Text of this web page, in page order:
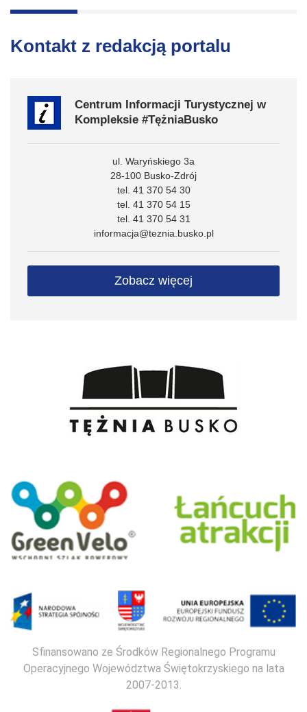
Kontakt z redakcją portalu
Centrum Informacji Turystycznej w
Kompleksie #TężniaBusko
ul. Waryńskiego 3a
28-100 Busko-Zdrój
tel. 41 370 54 30
tel. 41 370 54 15
tel. 41 370 54 31
informacja@teznia.busko.pl
Zobacz więcej
Sfinansowano ze Środków Regionalnego Programu
Operacyjnego Województwa Świętokrzyskiego na lata
2007-2013.